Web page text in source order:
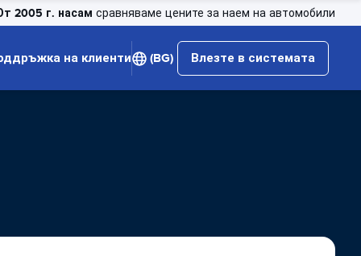
2005 г. насам сравняваме цените за наем на автомобили
на клиенти (BG) Влезте в системата